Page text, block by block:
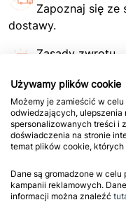
Zapoznaj się ze
dostawy.
Zasady zwrotu
Przed
przyjmowania
Szybkie
Płać jak chcesz
raty lub przy
Dane techniczne
Używamy plików cookie
Możemy je zamieścić w
odwiedzających, ulepszenia
spersonalizowanych treści i
doświadczenia na stronie
temat plików cookie,
Dane są gromadzone w
kampanii reklamowych.
informacji można znaleźć